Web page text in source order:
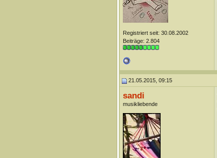
Registriert seit: 30.08.2002
Beiträge: 2.804
21.05.2015, 09:15
sandi
musikliebende